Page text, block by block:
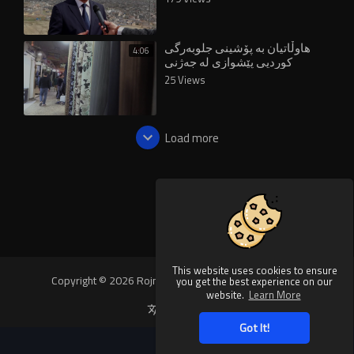
This website uses cookies to ensure
you get the best experience on our
website. Learn More
Got It!
دەبین
4:06 هاوڵاتیان بە پۆشینی جلوبەرگی
کوردیی پێشوازی لە جەژنی
نەورۆزدا دەکەن
25 Views
Load more
Copyright © 2026 Rojnews Video. All rights reserved.
Language